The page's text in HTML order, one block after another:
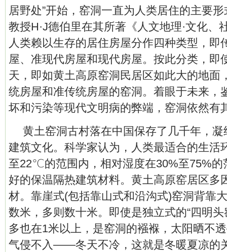
居野处”开始，窑洞一直为人类居住的主要
教授H·J德伯里在其所著《人文地理·文化、
人类赖以生存的居住房屋分作四种类型，即
屋、准现代房屋和现代房屋。按此分类，即
天，即如黄土高原窑洞民居区如此大的地面
统房屋和准传统房屋的窑洞。着眼于未来，
坏和污染等现代文明病的弊端，窑洞依然有
黄土窑洞古村落在中国保存了几千年，
建筑文化。科学家认为，人类最适合的生
至22℃的范围内，相对湿度在30%至75%的
好的保温隔热建筑材料。黄土高原窑居区多
材。靠崖式(包括靠山式和沿沟式)窑洞背靠
数米，多则数十米。即使是独立式的“四明
多也在1米以上，是窑洞的襁褓，太阳晒不
气侵不入——冬天不冷，这就是冬暖夏凉的